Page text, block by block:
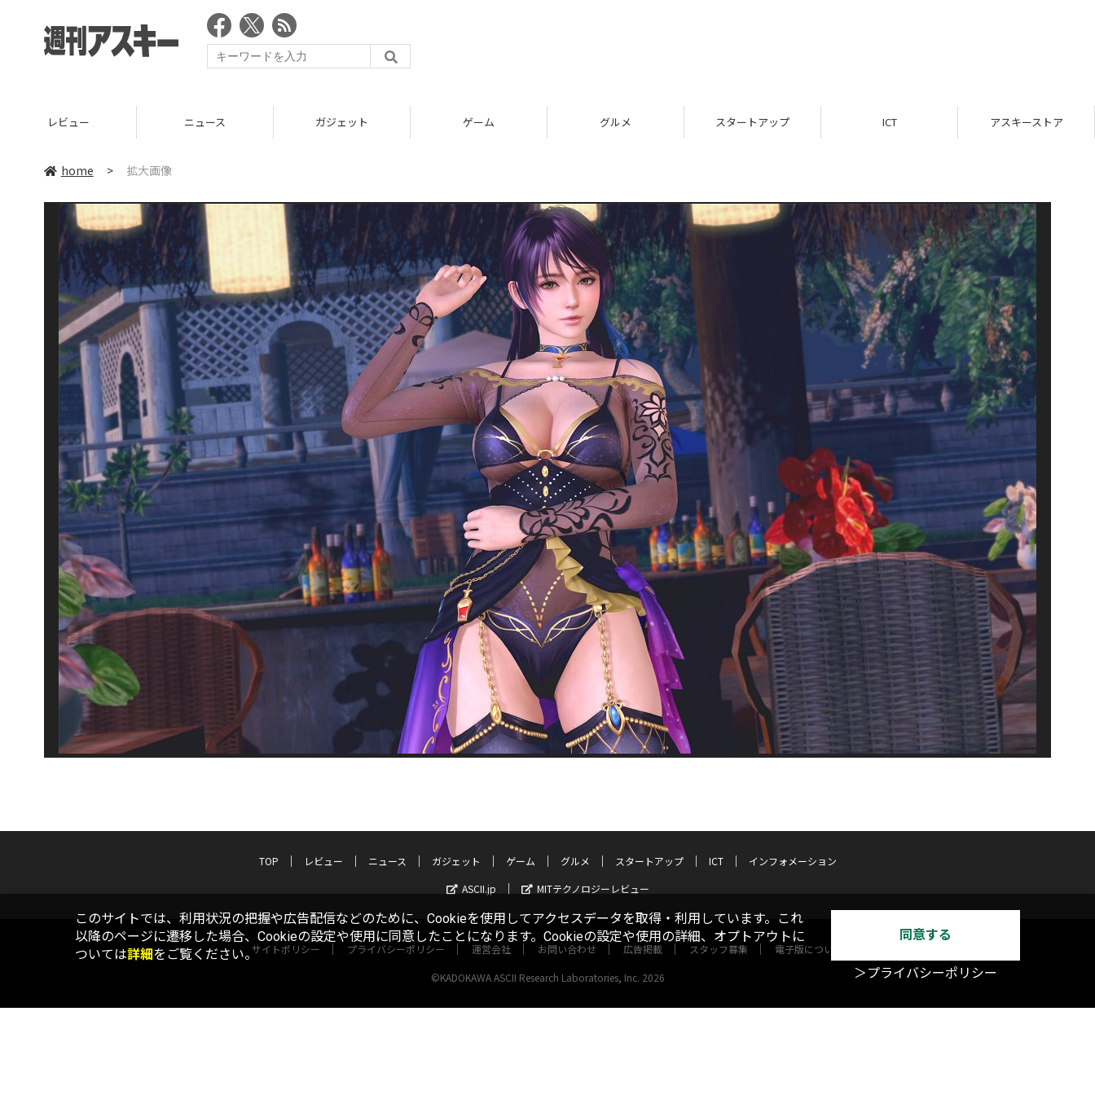
レビュー ニュース ガジェット ゲーム グルメ スタートアップ ICT アスキーストア
home > 拡大画像
TOP レビュー ニュース ガジェット ゲーム グルメ スタートアップ ICT
インフォメーション
ASCII.jp
MITテクノロジーレビュー
サイトポリシー プライバシーポリシー 運営会社 お問い合わせ 広告掲載 スタッフ募集 電子版について
©KADOKAWA ASCII Research Laboratories, Inc. 2026
このサイトでは、利用状況の把握や広告配信などのために、Cookieを使用してアクセスデータを取得・利用しています。これ
以降のページに遷移した場合、Cookieの設定や使用に同意したことになります。Cookieの設定や使用の詳細、オプトアウトに
ついては詳細をご覧ください。
同意する
＞プライバシーポリシー